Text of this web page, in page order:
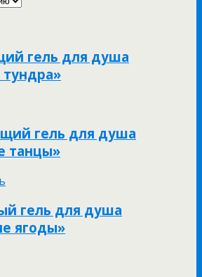
гель для душа
гель для душа
танцы»
гель для душа
ягоды»